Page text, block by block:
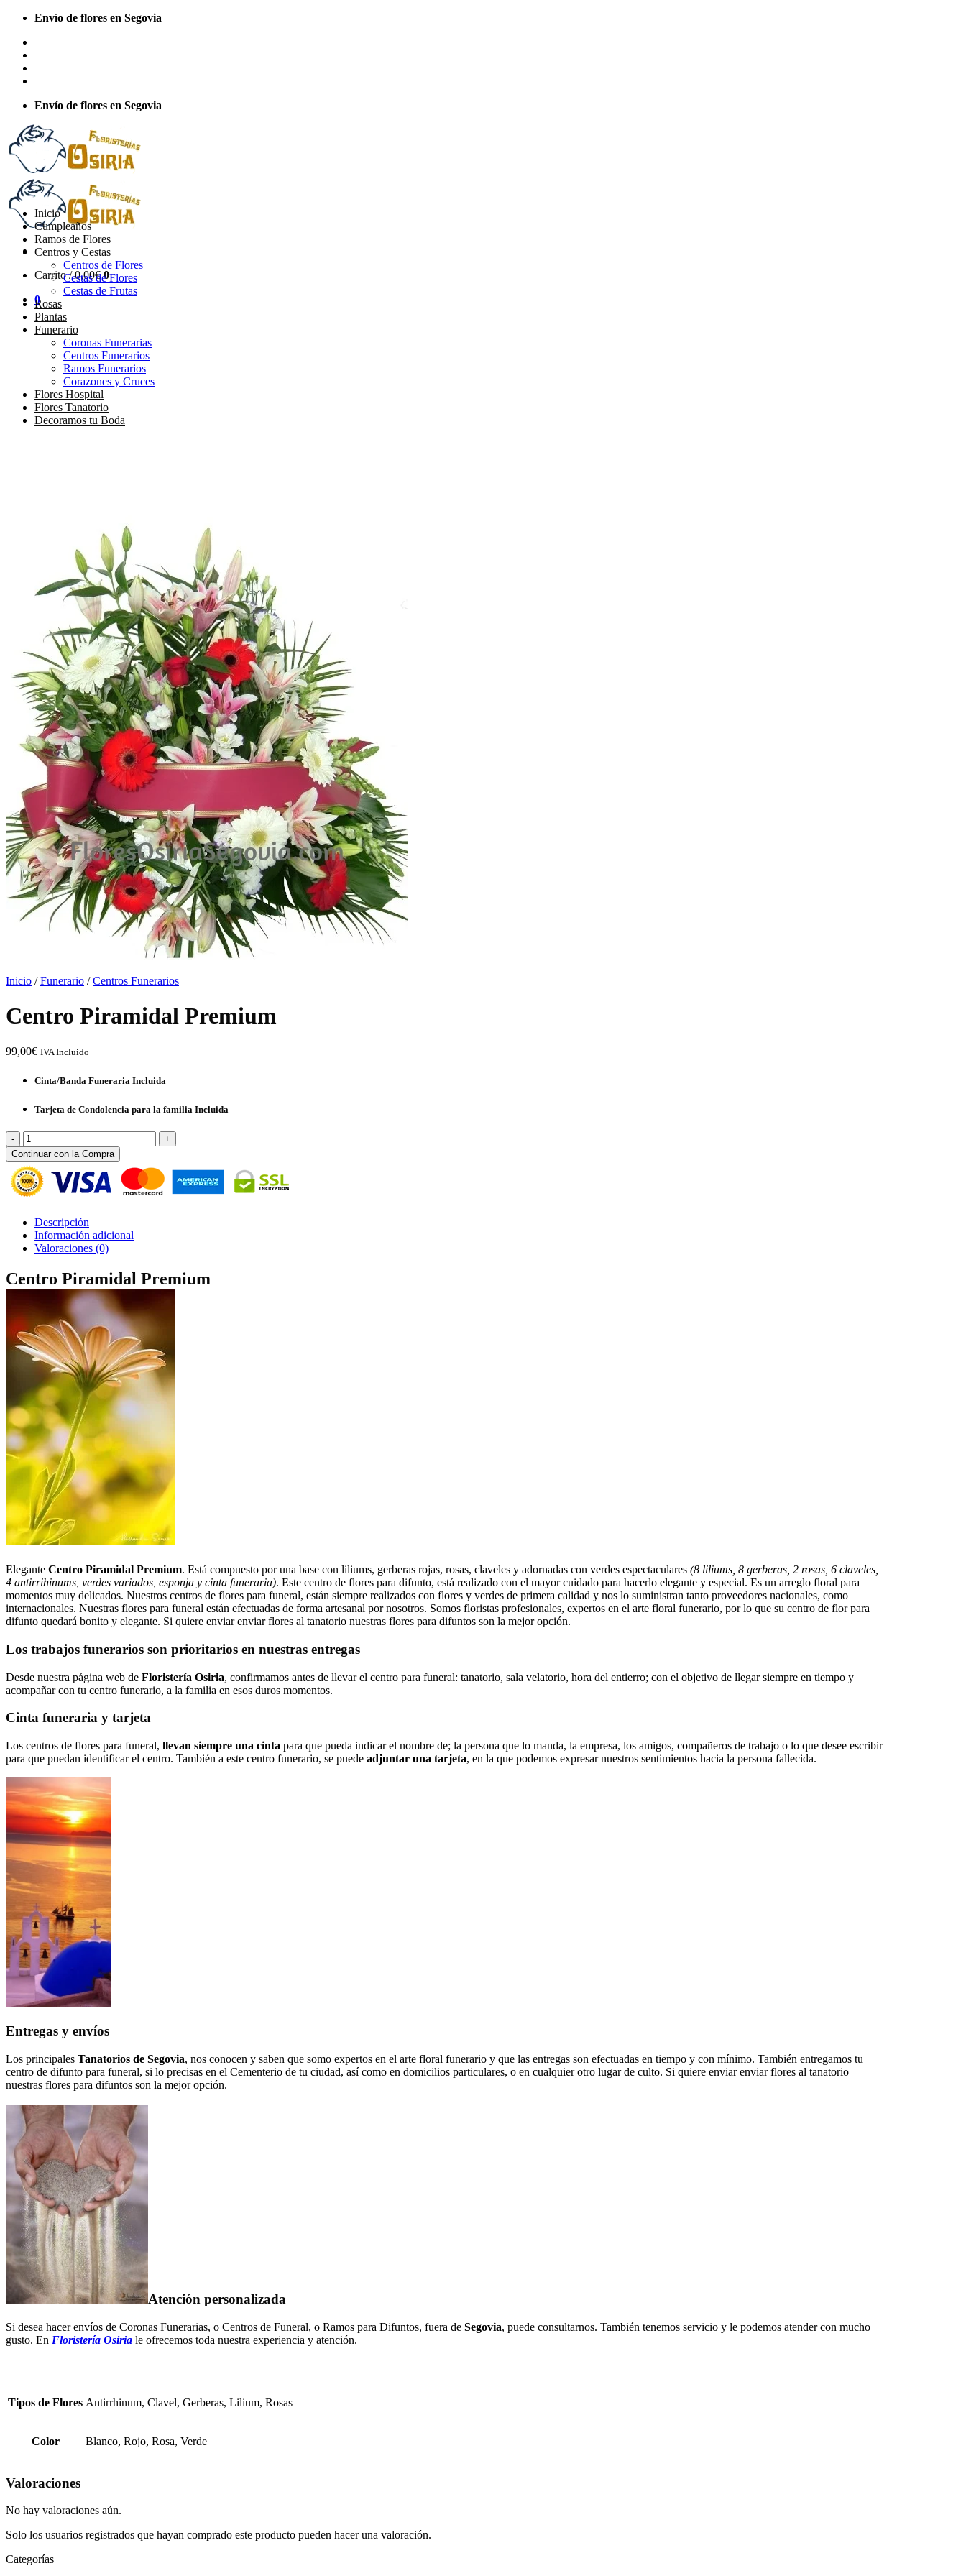
Saltar
contenido
Envío de flores en Segovia
Envío de flores en Segovia
Carrito /0,00€ 0
0
Inicio
Cumpleaños
Ramos de Flores
Centros y Cestas
Centros de Flores
Cestas de Flores
Cestas de Frutas
Rosas
Plantas
Funerario
Coronas Funerarias
Centros Funerarios
Ramos Funerarios
Corazones y Cruces
Flores Hospital
Flores Tanatorio
Decoramos tu Boda
Inicio / Funerario / Centros Funerarios
Centro Piramidal Premium
99,00€ IVA Incluido
Cinta/Banda Funeraria Incluida
Tarjeta de Condolencia para la familia Incluida
Centro
Piramidal
Premium
cantidad
Continuar con la Compra
Descripción
Información adicional
Valoraciones (0)
Centro Piramidal Premium
Elegante Centro Piramidal Premium. Está compuesto por una base con liliums, gerberas rojas, rosas, claveles y adornadas con verdes espectaculares (8 liliums, 8 gerberas, 2 rosas, 6 claveles,
4 antirrihinums, verdes variados, esponja y cinta funeraria). Este centro de flores para difunto, está realizado con el mayor cuidado para hacerlo elegante y especial. Es un arreglo floral para
momentos muy delicados. Nuestros centros de flores para funeral, están siempre realizados con flores y verdes de primera calidad y nos lo suministran tanto proveedores nacionales, como
internacionales. Nuestras flores para funeral están efectuadas de forma artesanal por nosotros. Somos floristas profesionales, expertos en el arte floral funerario, por lo que su centro de flor para
difunto quedará bonito y elegante. Si quiere enviar enviar flores al tanatorio nuestras flores para difuntos son la mejor opción.
Los trabajos funerarios son prioritarios en nuestras entregas
Desde nuestra página web de Floristería Osiria, confirmamos antes de llevar el centro para funeral: tanatorio, sala velatorio, hora del entierro; con el objetivo de llegar siempre en tiempo y
acompañar con tu centro funerario, a la familia en esos duros momentos.
Cinta funeraria y tarjeta
Los centros de flores para funeral, llevan siempre una cinta para que pueda indicar el nombre de; la persona que lo manda, la empresa, los amigos, compañeros de trabajo o lo que desee escribir
para que puedan identificar el centro. También a este centro funerario, se puede adjuntar una tarjeta, en la que podemos expresar nuestros sentimientos hacia la persona fallecida.
Entregas y envíos
Los principales Tanatorios de Segovia, nos conocen y saben que somo expertos en el arte floral funerario y que las entregas son efectuadas en tiempo y con mínimo. También entregamos tu
centro de difunto para funeral, si lo precisas en el Cementerio de tu ciudad, así como en domicilios particulares, o en cualquier otro lugar de culto. Si quiere enviar enviar flores al tanatorio
nuestras flores para difuntos son la mejor opción.
Atención personalizada
Si desea hacer envíos de Coronas Funerarias, o Centros de Funeral, o Ramos para Difuntos, fuera de Segovia, puede consultarnos. También tenemos servicio y le podemos atender con mucho
gusto. En Floristería Osiria le ofrecemos toda nuestra experiencia y atención.
Tipos de Flores Antirrhinum, Clavel, Gerberas, Lilium, Rosas
Color Blanco, Rojo, Rosa, Verde
Valoraciones
No hay valoraciones aún.
Solo los usuarios registrados que hayan comprado este producto pueden hacer una valoración.
Categorías